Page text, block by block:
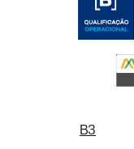
B3